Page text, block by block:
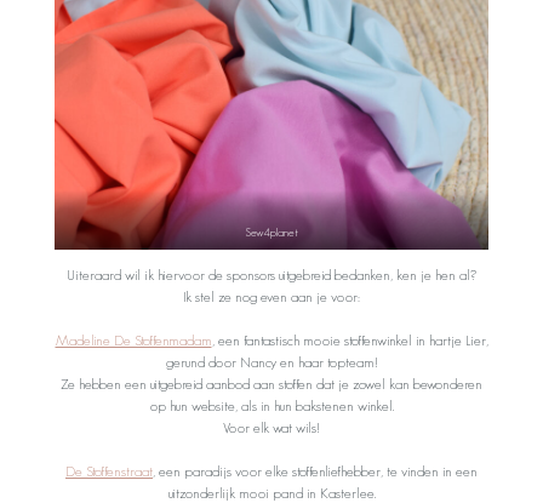
Sew4planet
Uiteraard wil ik hiervoor de sponsors uitgebreid bedanken, ken je hen al?
Ik stel ze nog even aan je voor:
Madeline De Stoffenmadam , een fantastisch mooie stoffenwinkel in hartje Lier,
gerund door Nancy en haar topteam!
Ze hebben een uitgebreid aanbod aan stoffen dat je zowel kan bewonderen
op hun website, als in hun bakstenen winkel.
Voor elk wat wils!
De Stoffenstraat , een paradijs voor elke stoffenliefhebber, te vinden in een
uitzonderlijk mooi pand in Kasterlee.